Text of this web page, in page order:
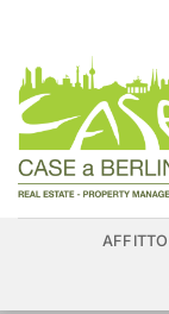
contenuti
AFFITTO